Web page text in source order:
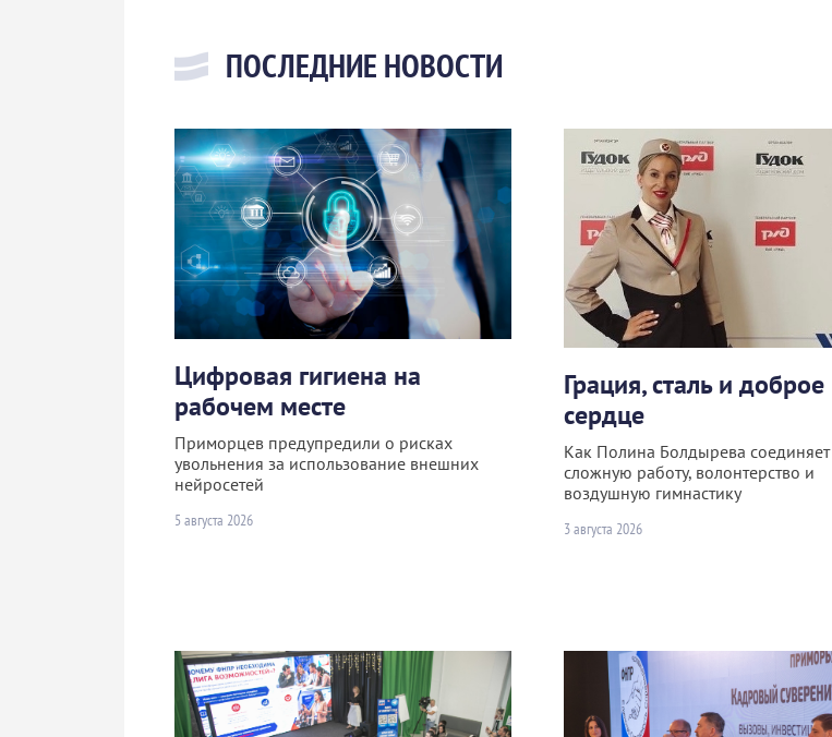
ПОСЛЕДНИЕ НОВОСТИ
Цифровая гигиена на
рабочем месте
Приморцев предупредили о рисках
увольнения за использование внешних
нейросетей
5 августа 2026
Грация, сталь и доброе
сердце
Как Полина Болдырева соединяет
сложную работу, волонтерство и
воздушную гимнастику
3 августа 2026